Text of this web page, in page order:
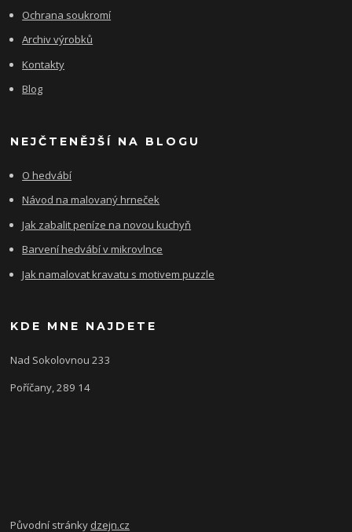
Ochrana soukromí
Archiv výrobků
Kontakty
Blog
NEJČTENĚJŠÍ NA BLOGU
O hedvábí
Návod na malovaný hrneček
Jak zabalit peníze na novou kuchyň
Barvení hedvábí v mikrovlnce
Jak namalovat kravatu s motivem puzzle
KDE MNE NAJDETE
Nad Sokolovnou 233
Poříčany, 289 14
Původní stránky dzejn.cz